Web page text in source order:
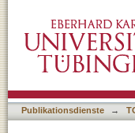
Publikationsdienste →